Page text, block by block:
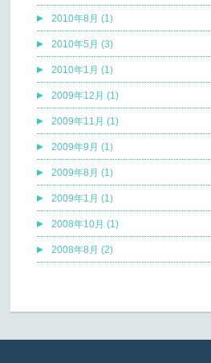
2010年8月 (1)
2010年5月 (3)
2010年1月 (1)
2009年12月 (1)
2009年11月 (1)
2009年9月 (1)
2009年8月 (1)
2009年1月 (1)
2008年10月 (1)
2008年8月 (2)